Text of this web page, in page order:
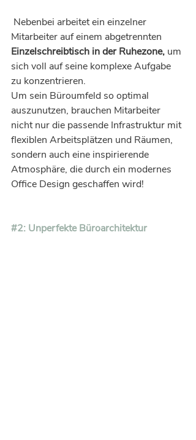
Mitarbeiter auf einem abgetrennten
Einzelschreibtisch in der Ruhezone, um
sich voll auf seine komplexe Aufgabe
zu konzentrieren.
Um sein Büroumfeld so optimal
auszunutzen, brauchen Mitarbeiter
nicht nur die passende Infrastruktur mit
flexiblen Arbeitsplätzen und Räumen,
sondern auch eine inspirierende
Atmosphäre, die durch ein modernes
Office Design geschaffen wird!
#2: Unperfekte Büroarchitektur